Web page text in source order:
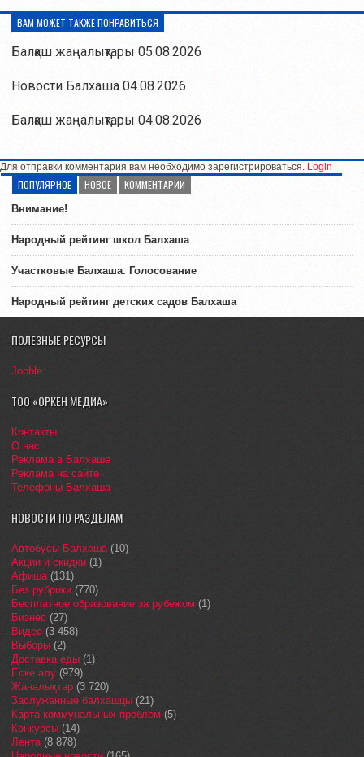
ВАМ МОЖЕТ ТАКЖЕ ПОНРАВИТЬСЯ
Балқаш жаңалықтары 05.08.2026
Новости Балхаша 04.08.2026
Балқаш жаңалықтары 04.08.2026
Для отправки комментария вам необходимо зарегистрироваться. Login
ПОПУЛЯРНОЕ НОВОЕ КОММЕНТАРИИ
Внимание!
Народный рейтинг школ Балхаша
Участковые Балхаша. Голосование
Народный рейтинг детских садов Балхаша
ПОЛЕЗНЫЕ РЕСУРСЫ
Jooble
ТОО «ОРКЕН МЕДИА»
Контакты
О нас
Реклама в Балхаше
Реклама на сайте
Телефоны Балхаша
НОВОСТИ ПО РАЗДЕЛАМ
Автобусы Балхаша(10)
Акции и скидки (1)
Афиша(131)
Без рубрики (770)
Бесплатное образование за рубежом (1)
Бизнес (27)
Видео (3 458)
Выборы (2)
Доставка еды (1)
Еске алу (979)
Жаңалықтар (3 720)
Заслуженные балхашцы (21)
Карта коммунальных проблем (5)
Конкурсы (14)
Лента(8 878)